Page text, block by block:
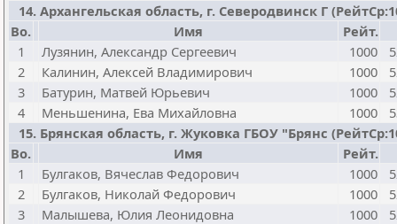
14. Архангельская область, г. Северодвинск Г
Bo.
Имя
Рейт.
1
Лузянин, Александр Сергеевич 1000
2
Калинин, Алексей Владимирович 1000
3
Батурин, Матвей Юрьевич 1000
4
Меньшенина, Ева Михайловна 1000
15. Брянская область, г. Жуковка ГБОУ "Брянс
Bo.
Имя
Рейт.
1
Булгаков, Вячеслав Федорович 1000
2
Булгаков, Николай Федорович 1000
3
Малышева, Юлия Леонидовна 1000